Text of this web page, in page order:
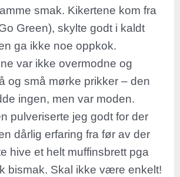
smak. Kikertene kom fra
Green), skylte godt i kaldt
ga ikke noe oppkok.
var ikke overmodne og
og små mørke prikker – den
ingen, men var moden.
pulveriserte jeg godt for der
dårlig erfaring fra før av der
hive et helt muffinsbrett pga
bismak. Skal ikke være enkelt!